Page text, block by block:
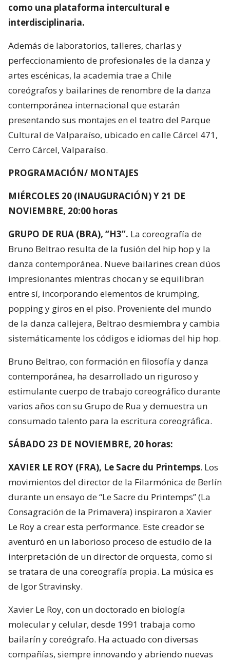
como una plataforma intercultural e
interdisciplinaria.
Además de laboratorios, talleres, charlas y
perfeccionamiento de profesionales de la danza y
artes escénicas, la academia trae a Chile
coreógrafos y bailarines de renombre de la danza
contemporánea internacional que estarán
presentando sus montajes en el teatro del Parque
Cultural de Valparaíso, ubicado en calle Cárcel 471,
Cerro Cárcel, Valparaíso.
PROGRAMACIÓN/ MONTAJES
MIÉRCOLES 20 (INAUGURACIÓN) Y 21 DE
NOVIEMBRE, 20:00 horas
GRUPO DE RUA (BRA), “H3”. La coreografía de
Bruno Beltrao resulta de la fusión del hip hop y la
danza contemporánea. Nueve bailarines crean dúos
impresionantes mientras chocan y se equilibran
entre sí, incorporando elementos de krumping,
popping y giros en el piso. Proveniente del mundo
de la danza callejera, Beltrao desmiembra y cambia
sistemáticamente los códigos e idiomas del hip hop.
Bruno Beltrao, con formación en filosofía y danza
contemporánea, ha desarrollado un riguroso y
estimulante cuerpo de trabajo coreográfico durante
varios años con su Grupo de Rua y demuestra un
consumado talento para la escritura coreográfica.
SÁBADO 23 DE NOVIEMBRE, 20 horas:
XAVIER LE ROY (FRA), Le Sacre du Printemps. Los
movimientos del director de la Filarmónica de Berlín
durante un ensayo de “Le Sacre du Printemps” (La
Consagración de la Primavera) inspiraron a Xavier
Le Roy a crear esta performance. Este creador se
aventuró en un laborioso proceso de estudio de la
interpretación de un director de orquesta, como si
se tratara de una coreografía propia. La música es
de Igor Stravinsky.
Xavier Le Roy, con un doctorado en biología
molecular y celular, desde 1991 trabaja como
bailarín y coreógrafo. Ha actuado con diversas
compañías, siempre innovando y abriendo nuevas